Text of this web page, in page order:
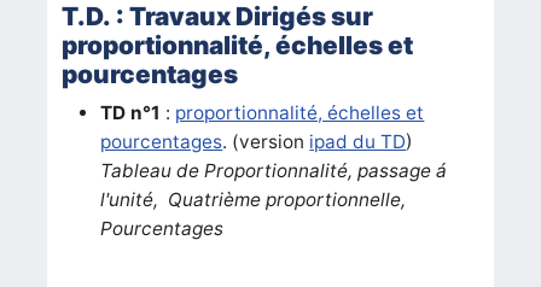
T.D. : Travaux Dirigés sur
proportionnalité, échelles et
pourcentages
TD n°1 : proportionnalité, échelles et
pourcentages. (version ipad du TD)
Tableau de Proportionnalité, passage á
l'unité, Quatrième proportionnelle,
Pourcentages